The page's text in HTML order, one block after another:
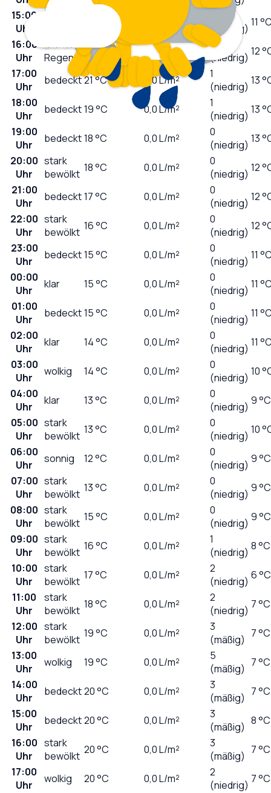
15:00
Uhr
(niedrig) 11
16:00
Uhr
leichter
Regen
21°C 0,1L/m²
2
(niedrig) 12
17:00
Uhr
bedeckt21°C 0,0L/m²
1
(niedrig) 13
18:00
Uhr
bedeckt19°C 0,0L/m²
1
(niedrig) 13
19:00
Uhr
bedeckt18°C 0,0L/m²
0
(niedrig) 13
20:00
Uhr
stark
bewölkt 18°C 0,0L/m²
0
(niedrig) 12
21:00
Uhr
bedeckt17°C 0,0L/m²
0
(niedrig) 12
22:00
Uhr
stark
bewölkt 16°C 0,0L/m²
0
(niedrig) 12
23:00
Uhr
bedeckt15°C 0,0L/m²
0
(niedrig) 11
00:00
Uhr
klar 15°C 0,0L/m²
0
(niedrig) 11
01:00
Uhr
bedeckt15°C 0,0L/m²
0
(niedrig) 11
02:00
Uhr
klar 14°C 0,0L/m²
0
(niedrig) 11
03:00
Uhr
wolkig 14°C 0,0L/m²
0
(niedrig) 10
04:00
Uhr
klar 13°C 0,0L/m²
0
(niedrig) 9 °C
05:00
Uhr
stark
bewölkt 13°C 0,0L/m²
0
(niedrig) 10
06:00
Uhr
sonnig 12°C 0,0L/m²
0
(niedrig) 9 °C
07:00
Uhr
stark
bewölkt 13°C 0,0L/m²
0
(niedrig) 9 °C
08:00
Uhr
stark
bewölkt 15°C 0,0L/m²
0
(niedrig) 9 °C
09:00
Uhr
stark
bewölkt 16°C 0,0L/m²
1
(niedrig) 8 °C
10:00
Uhr
stark
bewölkt 17°C 0,0L/m²
2
(niedrig) 6 °C
11:00
Uhr
stark
bewölkt 18°C 0,0L/m²
2
(niedrig) 7 °C
12:00
Uhr
stark
bewölkt 19°C 0,0L/m²
3
(mäßig) 7 °C
13:00
Uhr
wolkig 19°C 0,0L/m²
5
(mäßig) 7 °C
14:00
Uhr
bedeckt20°C 0,0L/m²
3
(mäßig) 7 °C
15:00
Uhr
bedeckt20°C 0,0L/m²
3
(mäßig) 8 °C
16:00
Uhr
stark
bewölkt 20°C 0,0L/m²
3
(mäßig) 7 °C
17:00
Uhr
wolkig 20°C 0,0L/m²
2
(niedrig) 7 °C